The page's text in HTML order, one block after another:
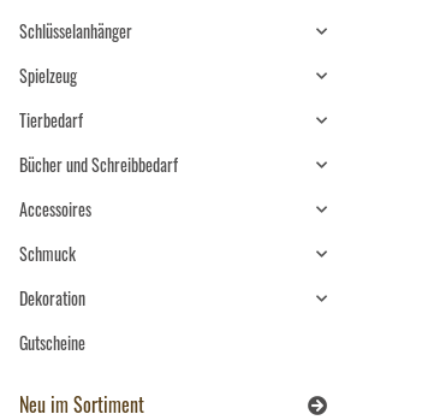
Schlüsselanhänger
Spielzeug
Tierbedarf
Bücher und Schreibbedarf
Accessoires
Schmuck
Dekoration
Gutscheine
Neu im Sortiment